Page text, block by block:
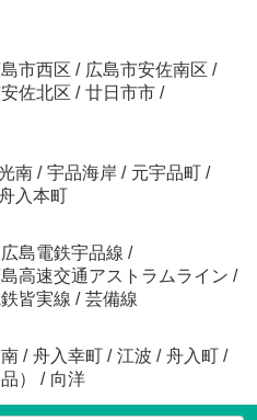
市西区 / 広島市安佐南区 /
佐北区 / 廿日市市 /
南 / 宇品海岸 / 元宇品町 /
入本町
広島電鉄宇品線 /
高速交通アストラムライン /
皆実線 / 芸備線
/ 舟入幸町 / 江波 / 舟入町 /
） / 向洋